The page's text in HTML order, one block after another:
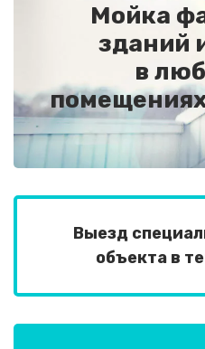
Мойка
зданий
в
Выезд
объекта в